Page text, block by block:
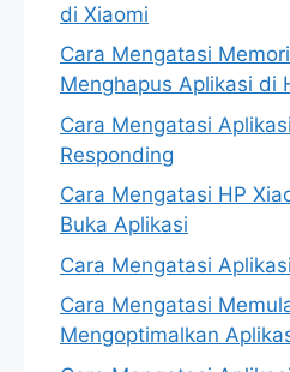
di Xiaomi
Cara Mengatasi
Menghapus Aplikasi di
Cara Mengatasi
Responding
Cara Mengatasi HP
Buka Aplikasi
Cara Mengatasi
Cara Mengatasi
Mengoptimalkan